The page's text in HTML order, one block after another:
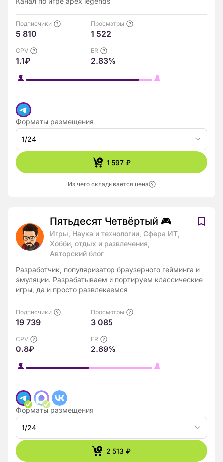
Подписчики
5 810
Просмотры
1 522
CPV
1.1₽
ER
2.83%
Форматы размещения
1/24
1 597 ₽
Из чего складывается цена
Пятьдесят Четвёртый 🎮
Игры, Наука и технологии, Сфера ИТ,
Хобби, отдых и развлечения,
Авторский блог
Разработчик, популяризатор браузерного гейминга и
эмуляции. Разрабатываем и портируем классические
игры, да и просто развлекаемся
Подписчики
19 739
Просмотры
3 085
CPV
0.8₽
ER
2.89%
Форматы размещения
1/24
2 513 ₽